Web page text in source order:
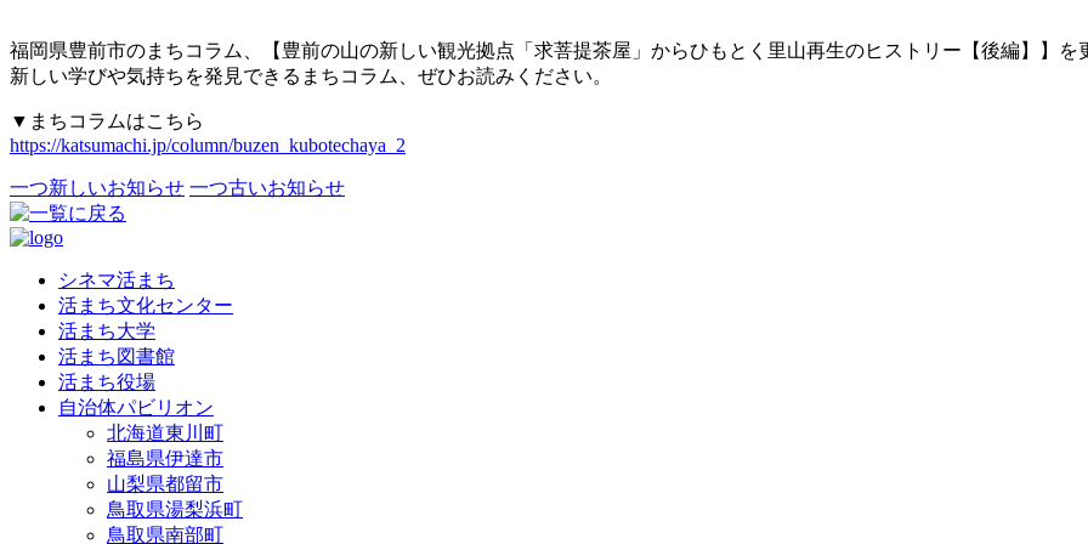
福岡県豊前市のまちコラム、【豊前の山の新しい観光拠点「求菩提茶屋」からひもとく里山再生のヒストリー【後編】】を
新しい学びや気持ちを発見できるまちコラム、ぜひお読みください。
▼まちコラムはこちら
https://katsumachi.jp/column/buzen_kubotechaya_2
一つ新しいお知らせ 一つ古いお知らせ
シネマ活まち
活まち文化センター
活まち大学
活まち図書館
活まち役場
自治体パビリオン
北海道東川町
福島県伊達市
山梨県都留市
鳥取県湯梨浜町
鳥取県南部町